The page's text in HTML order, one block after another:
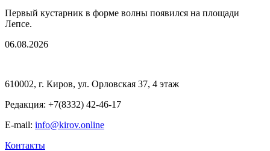
Первый кустарник в форме волны появился на площади
Лепсе.
06.08.2026
610002, г. Киров, ул. Орловская 37, 4 этаж
Редакция: +7(8332) 42-46-17
E-mail: info@kirov.online
Контакты